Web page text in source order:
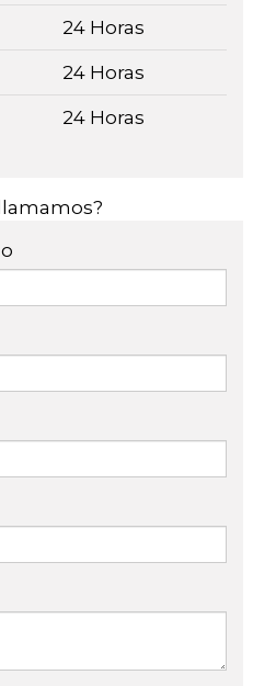
24 Horas
24 Horas
24 Horas